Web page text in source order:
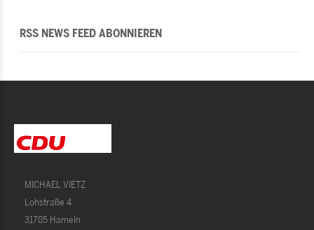
RSS NEWS FEED ABONNIEREN
MICHAEL VIETZ
Lohstraße 4
31785 Hameln